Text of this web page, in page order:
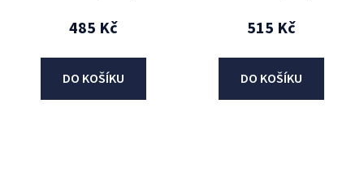
485 Kč
DO KOŠÍKU
515 Kč
DO KOŠÍKU